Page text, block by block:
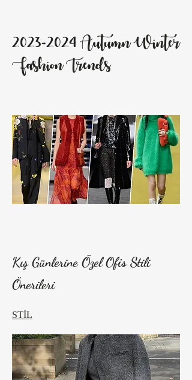
2023-2024Autumn Winter
Fashion Trends
Kış Günlerine Özel Ofis Stili
Önerileri
STİL